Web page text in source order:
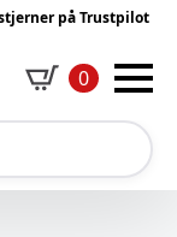
på Trustpilot
0